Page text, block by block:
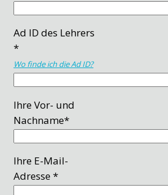
Ad ID des Lehrers
*
Wo finde ich die Ad ID?
Ihre Vor- und
Nachname*
Ihre E-Mail-
Adresse *